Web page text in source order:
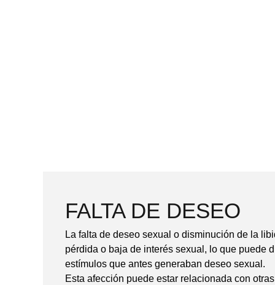
FALTA DE DESEO
La falta de deseo sexual o disminución de la
pérdida o baja de interés sexual, lo que puede
estímulos que antes generaban deseo sexual.
Esta afección puede estar relacionada con